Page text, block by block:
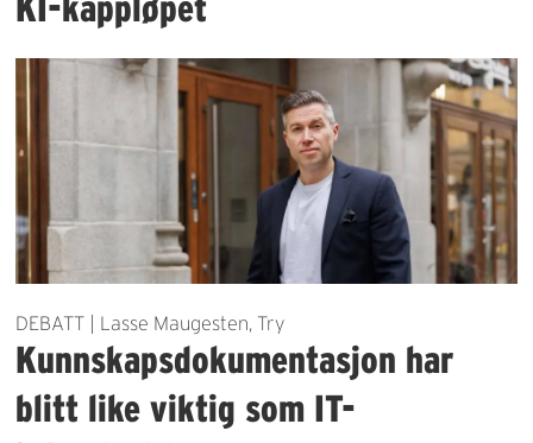
DEBATT | Lasse Maugesten, Try
Kunnskapsdokumentasjon har
blitt like viktig som IT-